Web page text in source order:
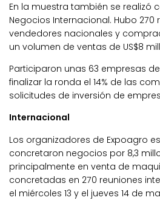
En la muestra también se realizó
Negocios Internacional. Hubo 270
vendedores nacionales y
un volumen de ventas de US$8
Participaron unas 63 empresas
finalizar la ronda el 14% de las
solicitudes de inversión de
Internacional
Los organizadores de Expoagro
concretaron negocios por 8,3
principalmente en venta de
concretadas en 270 reuniones
el miércoles 13 y el jueves 14 de